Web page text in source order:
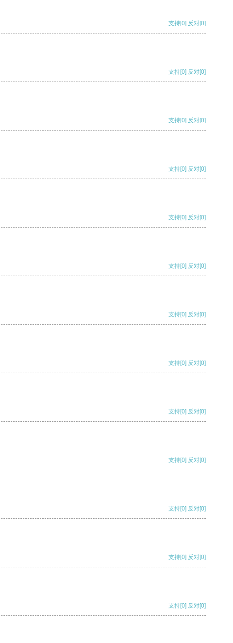
支持[0] 反对[0]
支持[0] 反对[0]
支持[0] 反对[0]
支持[0] 反对[0]
支持[0] 反对[0]
支持[0] 反对[0]
支持[0] 反对[0]
支持[0] 反对[0]
支持[0] 反对[0]
支持[0] 反对[0]
支持[0] 反对[0]
支持[0] 反对[0]
支持[0] 反对[0]